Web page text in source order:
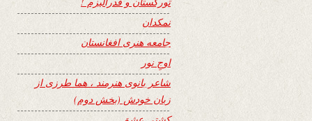
نمکدان
جامعه هنری افغانستان
اوجِ نور
شاعر بانوی هنرمند ، هما طرزی از
زبان خودش (بخش دوم)